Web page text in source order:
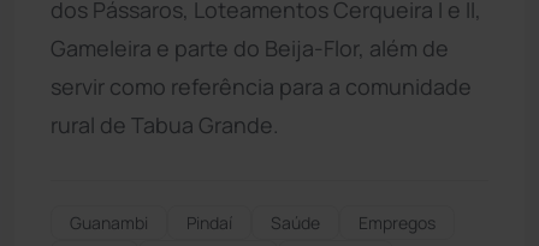
dos Pássaros, Loteamentos Cerqueira I e II,
Gameleira e parte do Beija-Flor, além de
servir como referência para a comunidade
rural de Tabua Grande.
Guanambi Pindaí Saúde
Empregos